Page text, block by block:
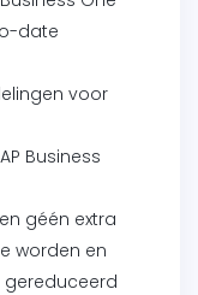
date
voor
Business
géén extra
worden en
gereduceerd